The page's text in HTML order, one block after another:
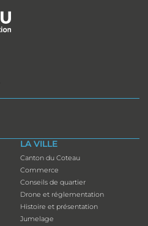
LA VILLE
Canton du Coteau
Commerce
Conseils de quartier
Drone et réglementation
Histoire et présentation
Jumelage